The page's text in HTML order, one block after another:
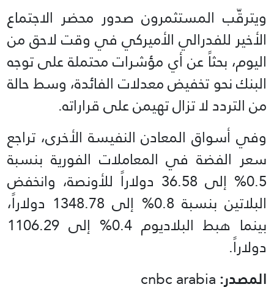
ويترقّب المستثمرون صدور محضر الاجتماع
الأخير للفدرالي الأميركي في وقت لاحق من
اليوم، بحثاً عن أي مؤشرات محتملة على توجه
البنك نحو تخفيض معدلات الفائدة، وسط حالة
من التردد لا تزال تهيمن على قراراته.
وفي أسواق المعادن النفيسة الأخرى، تراجع
سعر الفضة في المعاملات الفورية بنسبة
0.5% إلى 36.58 دولاراً للأونصة، وانخفض
البلاتين بنسبة 0.8% إلى 1348.78 دولاراً،
بينما هبط البلاديوم 0.4% إلى 1106.29
دولاراً.
المصدر:cnbc arabia